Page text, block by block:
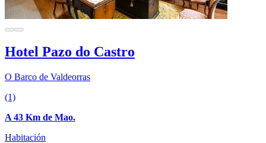
Hotel Pazo do Castro
O Barco de Valdeorras
(1)
A 43 Km de Mao.
Habitación